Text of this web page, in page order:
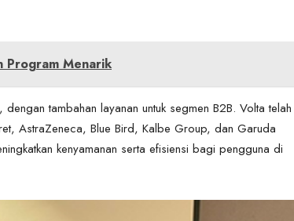
Program Menarik
tambahan layanan untuk segmen B2B. Volta telah
AstraZeneca, Blue Bird, Kalbe Group, dan Garuda
kenyamanan serta efisiensi bagi pengguna di